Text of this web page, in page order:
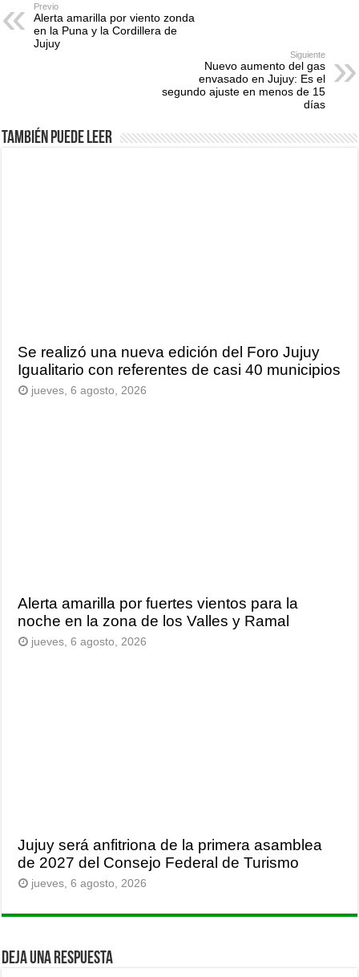
Previo
Alerta amarilla por viento zonda
en la Puna y la Cordillera de
Jujuy
Siguiente
Nuevo aumento del gas
envasado en Jujuy: Es el
segundo ajuste en menos de 15
días
También puede leer
Se realizó una nueva edición del Foro Jujuy
Igualitario con referentes de casi 40 municipios
jueves, 6 agosto, 2026
Alerta amarilla por fuertes vientos para la
noche en la zona de los Valles y Ramal
jueves, 6 agosto, 2026
Jujuy será anfitriona de la primera asamblea
de 2027 del Consejo Federal de Turismo
jueves, 6 agosto, 2026
Deja una respuesta